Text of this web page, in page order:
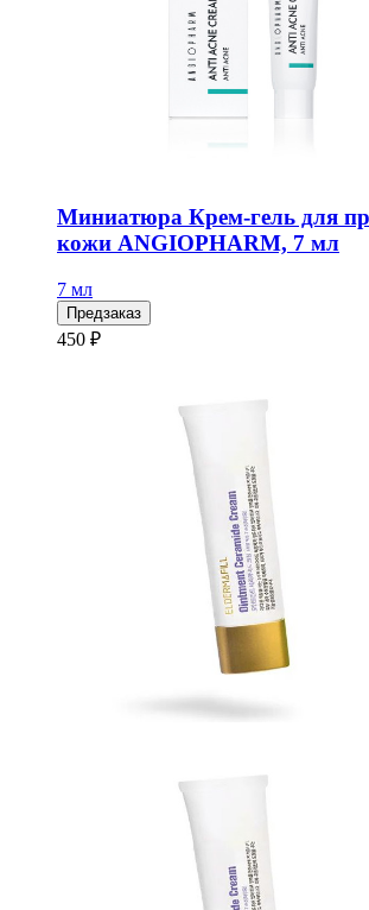
Миниатюра Крем-гель для
кожи ANGIOPHARM, 7 мл
7 мл
Предзаказ
450 ₽